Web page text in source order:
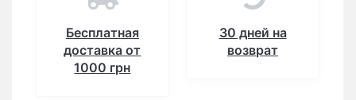
Бесплатная
доставка от
1000 грн
30 дней на
возврат